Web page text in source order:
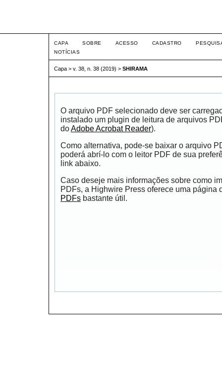
CAPA SOBRE ACESSO CADASTRO
NOTÍCIAS
Capa > v. 38, n. 38 (2019) > SHIRAMA
O arquivo PDF selecionado deve ser
instalado um plugin de leitura de arquivos
doAdobe Acrobat Reader).
Como alternativa, pode-se baixar o arquivo
poderá abrí-lo com o leitor PDF de sua
link abaixo.
Caso deseje mais informações sobre como
PDFs, a Highwire Press oferece uma página
PDFs bastante útil.